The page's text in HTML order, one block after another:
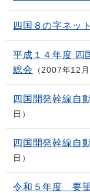
四国８の字ネッ
平成１４年度 四
総会
2007年12
四国開発幹線自
日
四国開発幹線自
日
令和５年度 要